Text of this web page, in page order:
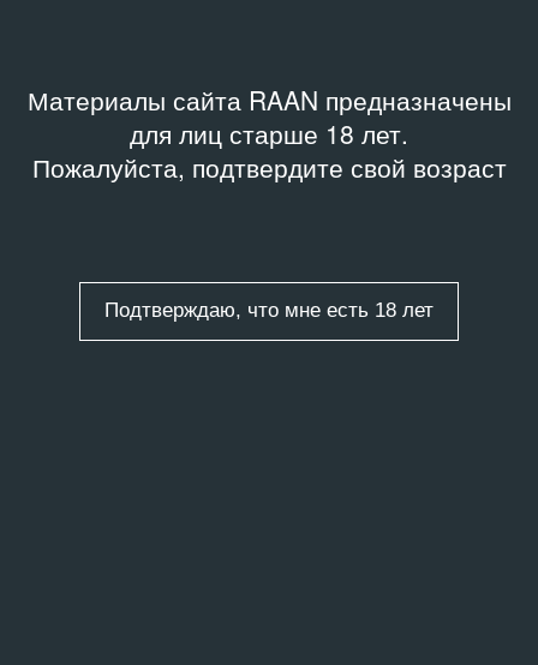
Материалы сайта RAAN предназначены
для лиц старше 18 лет.
Пожалуйста, подтвердите свой возраст
Подтверждаю, что мне есть 18 лет